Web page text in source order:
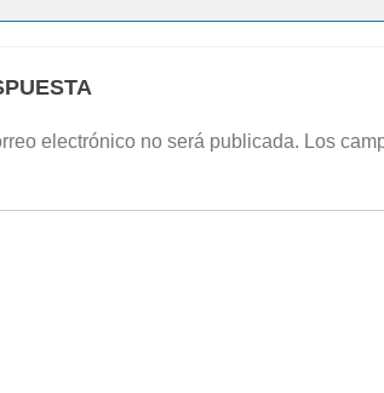
electrónico no será publicada. Los